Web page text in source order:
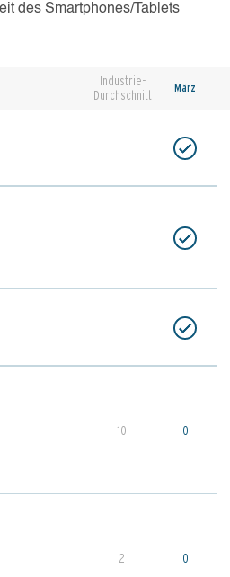
des Smartphones/Tablets
Industrie-
Durchschnitt
März
10 0
2 0